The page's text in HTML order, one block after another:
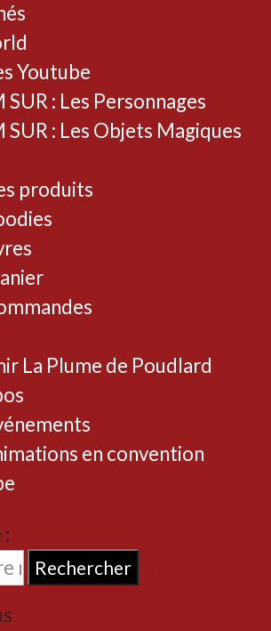
Youtube
SUR : Les Personnages
SUR : Les Objets Magiques
produits
La Plume de Poudlard
en convention
Rechercher